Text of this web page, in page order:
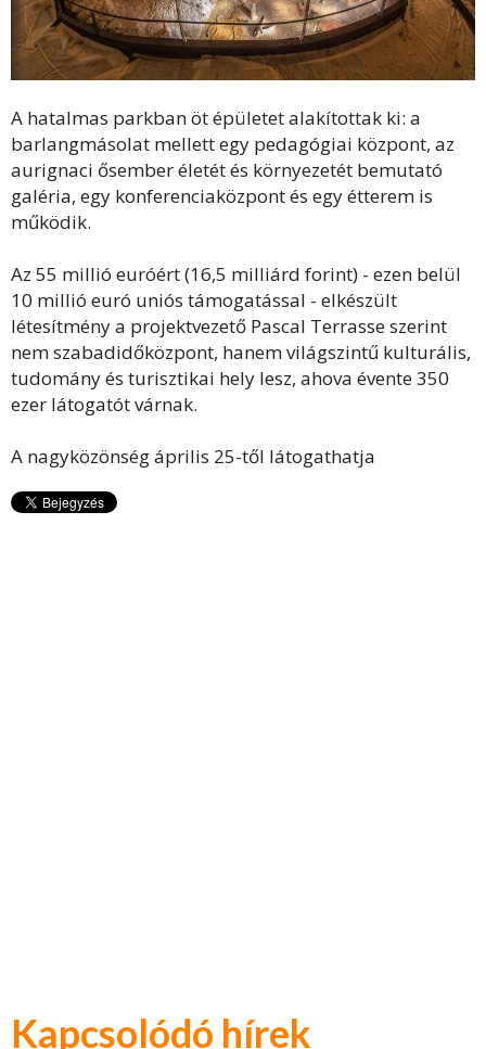
A hatalmas parkban öt épületet alakítottak ki: a
barlangmásolat mellett egy pedagógiai központ, az
aurignaci ősember életét és környezetét bemutató
galéria, egy konferenciaközpont és egy étterem is
működik.
Az 55 millió euróért (16,5 milliárd forint) - ezen belül
10 millió euró uniós támogatással - elkészült
létesítmény a projektvezető Pascal Terrasse szerint
nem szabadidőközpont, hanem világszintű kulturális,
tudomány és turisztikai hely lesz, ahova évente 350
ezer látogatót várnak.
A nagyközönség április 25-től látogathatja
Kapcsolódó hírek